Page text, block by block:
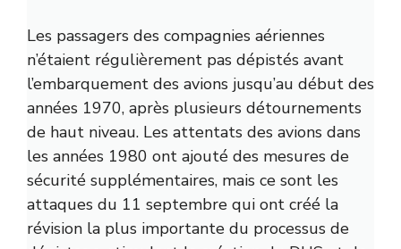
Les passagers des compagnies aériennes
n’étaient régulièrement pas dépistés avant
l’embarquement des avions jusqu’au début des
années 1970, après plusieurs détournements
de haut niveau. Les attentats des avions dans
les années 1980 ont ajouté des mesures de
sécurité supplémentaires, mais ce sont les
attaques du 11 septembre qui ont créé la
révision la plus importante du processus de